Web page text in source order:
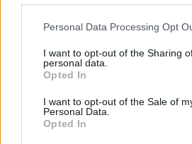
Please note that this website/app
not limited to your visit or usage
grant or deny consent to Google and
use your data for below specified
consent section.
Personal Data Processing Opt
I want to opt-out of the Sharing
personal data.
Opted In
I want to opt-out of the Sale of
Personal Data.
Opted In
Az NBC kurvára nem örül
Leno a csatorna
Tonight Show-ban
mivel szórakozni, hiszen
Night Live legutóbbi adása
2013-as évének
számítva a